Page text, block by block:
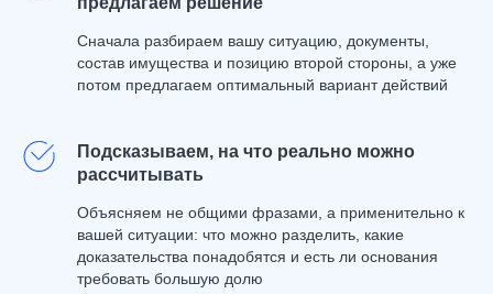
Сначала разбираем вашу ситуацию, документы,
состав имущества и позицию второй стороны, а уже
потом предлагаем оптимальный вариант действий
Подсказываем, на что реально можно
рассчитывать
Объясняем не общими фразами, а применительно к
вашей ситуации: что можно разделить, какие
доказательства понадобятся и есть ли основания
требовать большую долю
разделу имущества
Разбираем, какое имущество есть у
супругов, когда и на какие средства оно
приобреталось, на кого оформлено и какие
документы